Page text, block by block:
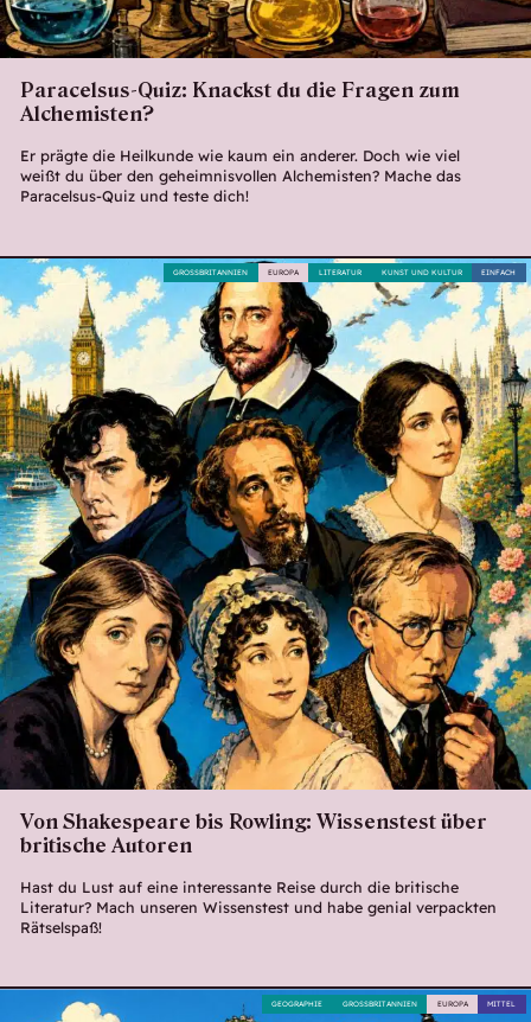
Paracelsus-Quiz: Knackst du die Fragen zum
Alchemisten?
Er prägte die Heilkunde wie kaum ein anderer. Doch wie viel
weißt du über den geheimnisvollen Alchemisten? Mache das
Paracelsus-Quiz und teste dich!
Von Shakespeare bis Rowling: Wissenstest über
britische Autoren
Hast du Lust auf eine interessante Reise durch die britische
Literatur? Mach unseren Wissenstest und habe genial verpackten
Rätselspaß!
EINFACH
KUNST UND KULTUR
LITERATUR
EUROPA
GROSSBRITANNIEN
MITTEL
EUROPA
GROSSBRITANNIEN
GEOGRAPHIE